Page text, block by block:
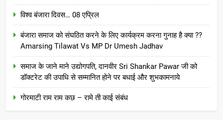
विश्व बंजारा दिवस… 08 एप्रिल
बंजारा समाज को संघठित करने के लिए कार्यक्रम करना गुनाह है क्या ??
Amarsing Tilawat Vs MP Dr Umesh Jadhav
समाज के जाने माने उद्योगपति, दानवीर Sri Shankar Pawar जी को
डॉक्टरेट की उपाधि से सम्मानित होने पर बधाई और शुभकामनाये
गोरमाटी राम राम कछ – रामे ती काई संबंध